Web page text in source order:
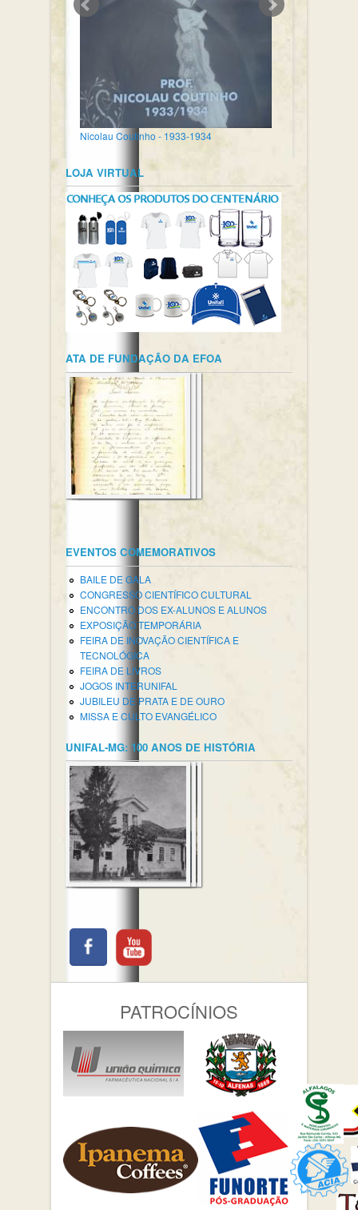
Nicolau Coutinho - 1933-1934
LOJA VIRTUAL
ATA DE FUNDAÇÃO DA EFOA
EVENTOS COMEMORATIVOS
BAILE DE GALA
CONGRESSO CIENTÍFICO CULTURAL
ENCONTRO DOS EX-ALUNOS E ALUNOS
EXPOSIÇÃO TEMPORÁRIA
FEIRA DE INOVAÇÃO CIENTÍFICA E
TECNOLÓGICA
FEIRA DE LIVROS
JOGOS INTERUNIFAL
JUBILEU DE PRATA E DE OURO
MISSA E CULTO EVANGÉLICO
UNIFAL-MG: 100 ANOS DE HISTÓRIA
PATROCÍNIOS